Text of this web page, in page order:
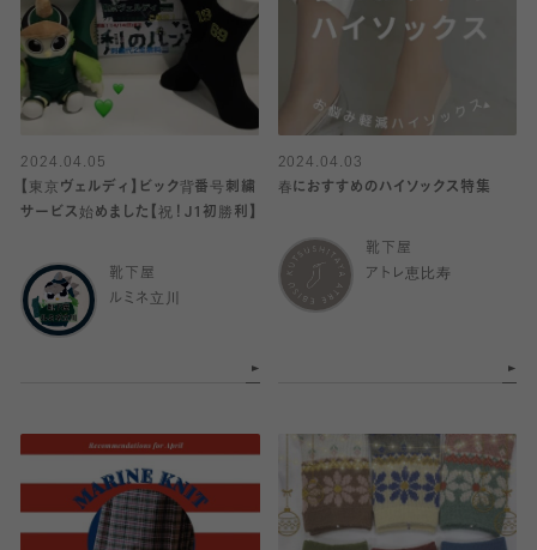
2024.04.05
【東京ヴェルディ】ビック背番号刺繍
サービス始めました【祝！J1初勝利】
靴下屋
ルミネ立川
2024.04.03
春におすすめのハイソックス特集
靴下屋
アトレ恵比寿